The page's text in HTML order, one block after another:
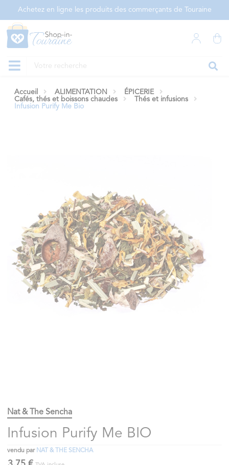
Achetez en ligne les produits des commerçants de Touraine
Accueil ALIMENTATION
ÉPICERIE
Cafés, thés et boissons chaudes
Thés et infusions
Infusion Purify Me Bio
Nat & The Sencha
Infusion Purify Me BIO
vendu par NAT & THE SENCHA
Panneau de gestion des cookies